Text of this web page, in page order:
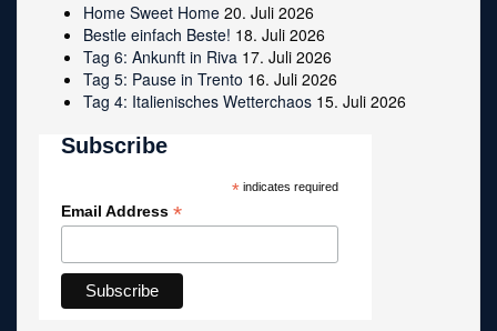
Home Sweet Home 20. Juli 2026
Bestle einfach Beste! 18. Juli 2026
Tag 6: Ankunft in Riva 17. Juli 2026
Tag 5: Pause in Trento 16. Juli 2026
Tag 4: Italienisches Wetterchaos 15. Juli 2026
Subscribe
*indicates required
Email Address *